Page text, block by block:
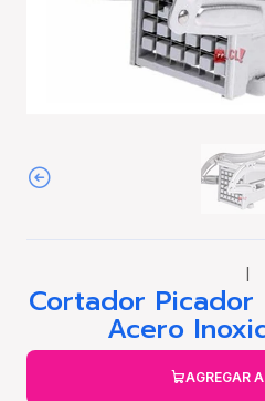
|
Cortador Picador
Acero
AGREGAR